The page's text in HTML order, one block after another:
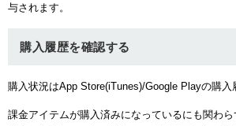
与されます。
購入履歴を確認する
購入状況はApp Store(iTunes)/Google Playの購入
課金アイテムが購入済みになっているにも関わ